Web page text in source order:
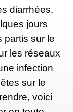
diarrhées,
jours
partis sur le
les réseaux
infection
sur le
voici